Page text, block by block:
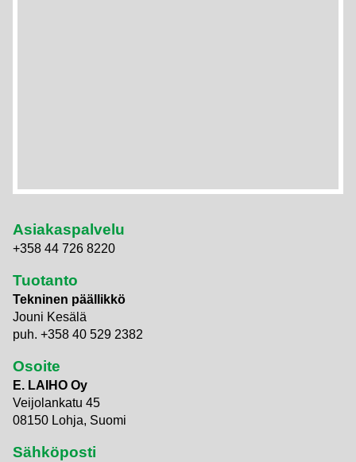
Asiakaspalvelu
+358 44 726 8220
Tuotanto
Tekninen päällikkö
Jouni Kesälä
puh. +358 40 529 2382
Osoite
E. LAIHO Oy
Veijolankatu 45
08150 Lohja, Suomi
Sähköposti